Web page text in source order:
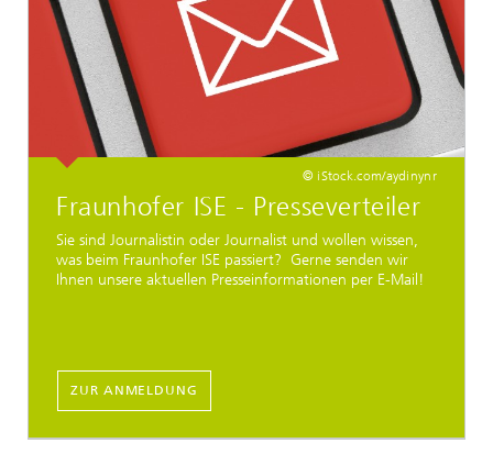
© iStock.com/aydinynr
Fraunhofer ISE - Presseverteiler
Sie sind Journalistin oder Journalist und wollen wissen,
was beim Fraunhofer ISE passiert? Gerne senden wir
Ihnen unsere aktuellen Presseinformationen per E-Mail!
ZUR ANMELDUNG